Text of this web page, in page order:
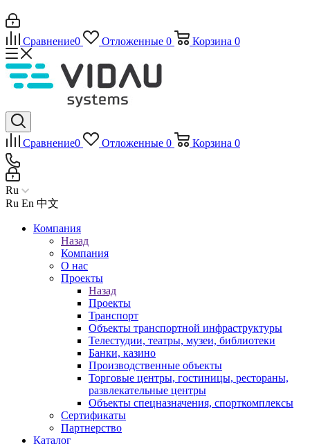
Сравнение0 Отложенные 0 Корзина 0
Сравнение0 Отложенные 0 Корзина 0
Ru
Ru En 中文
Компания
Назад
Компания
О нас
Проекты
Назад
Проекты
Транспорт
Объекты транспортной инфраструктуры
Телестудии, театры, музеи, библиотеки
Банки, казино
Производственные объекты
Торговые центры, гостиницы, рестораны,
развлекательные центры
Объекты спецназначения, спорткомплексы
Сертификаты
Партнерство
Каталог